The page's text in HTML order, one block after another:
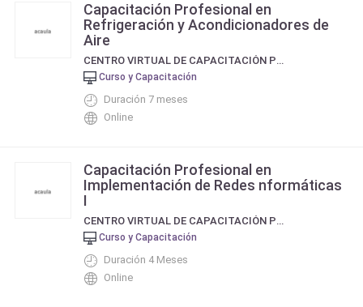
Capacitación Profesional en
Refrigeración y Acondicionadores de
Aire
CENTRO VIRTUAL DE CAPACITACIÓN PROFESIONAL
Curso y Capacitación
Duración 7 meses
Online
Capacitación Profesional en
Implementación de Redes nformáticas
I
CENTRO VIRTUAL DE CAPACITACIÓN PROFESIONAL
Curso y Capacitación
Duración 4 Meses
Online